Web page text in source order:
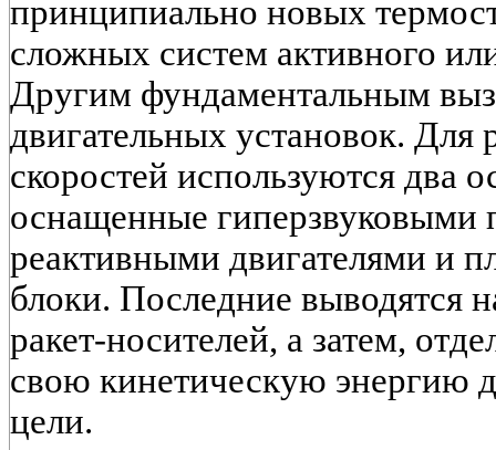
принципиально новых
сложных систем активного
Другим фундаментальным
двигательных установок. Для
скоростей используются два
оснащенные
реактивными двигателями и
блоки. Последние выводятся
ракет-носителей, а затем,
свою кинетическую энергию
цели.